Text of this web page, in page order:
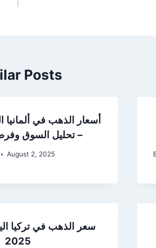
Posts
– تحليل السوق
August 2, 2025
2025